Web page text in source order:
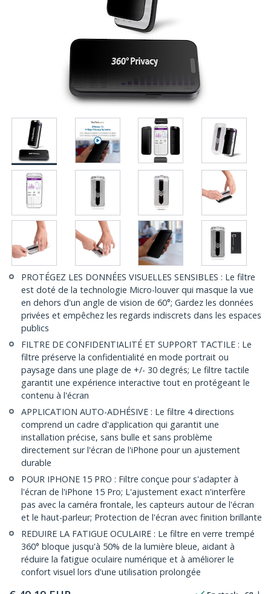
PROTÉGEZ LES DONNÉES VISUELLES SENSIBLES : Le filtre
est doté de la technologie Micro-louver qui masque la vue
en dehors d'un angle de vision de 60°; Gardez les données
privées et empêchez les regards indiscrets dans les espaces
publics
FILTRE DE CONFIDENTIALITÉ ET SUPPORT TACTILE : Le
filtre préserve la confidentialité en mode portrait ou
paysage dans une plage de +/- 30 degrés; Le filtre tactile
garantit une expérience interactive tout en protégeant le
contenu à l'écran
APPLICATION AUTO-ADHÉSIVE : Le filtre 4 directions
comprend un cadre d'application qui garantit une
installation précise, sans bulle et sans problème
directement sur l'écran de l'iPhone pour un ajustement
durable
POUR IPHONE 15 PRO : Filtre conçue pour s'adapter à
l'écran de l'iPhone 15 Pro; L'ajustement exact n'interfère
pas avec la caméra frontale, les capteurs autour de l'écran
et le haut-parleur; Protection de l'écran avec finition brillante
REDUIRE LA FATIGUE OCULAIRE : Le filtre en verre trempé
360° bloque jusqu'à 50% de la lumière bleue, aidant à
réduire la fatigue oculaire numérique et à améliorer le
confort visuel lors d'une utilisation prolongée